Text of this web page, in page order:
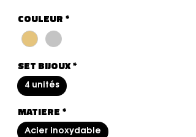
COULEUR *
SET BIJOUX*
4 unités
MATIERE *
Acier inoxydable